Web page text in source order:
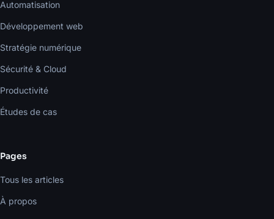
Automatisation
Développement web
Stratégie numérique
Sécurité & Cloud
Productivité
Études de cas
Pages
Tous les articles
À propos